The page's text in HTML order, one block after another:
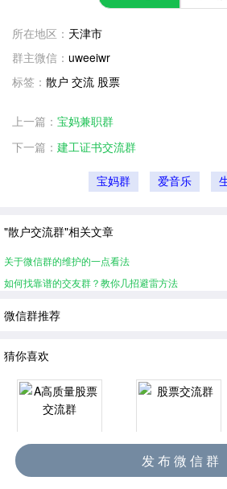
所在地区： 天津市
群主微信： uweeiwr
标签： 散户 交流 股票
上一篇： 宝妈兼职群
下一篇： 建工证书交流群
宝妈群 爱音乐
"散户交流群"相关文章
关于微信群的维护的一点看法
如何找靠谱的交友群？教你几招避雷方法
微信群推荐
猜你喜欢
A高质量股票交流群 股票交流群
发 布 微 信 群